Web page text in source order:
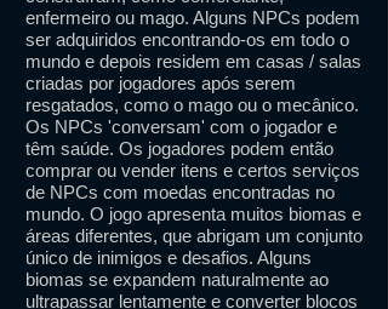
enfermeiro ou mago. Alguns NPCs podem
ser adquiridos encontrando-os em todo o
mundo e depois residem em casas / salas
criadas por jogadores após serem
resgatados, como o mago ou o mecânico.
Os NPCs 'conversam' com o jogador e
têm saúde. Os jogadores podem então
comprar ou vender itens e certos serviços
de NPCs com moedas encontradas no
mundo. O jogo apresenta muitos biomas e
áreas diferentes, que abrigam um conjunto
único de inimigos e desafios. Alguns
biomas se expandem naturalmente ao
ultrapassar lentamente e converter blocos